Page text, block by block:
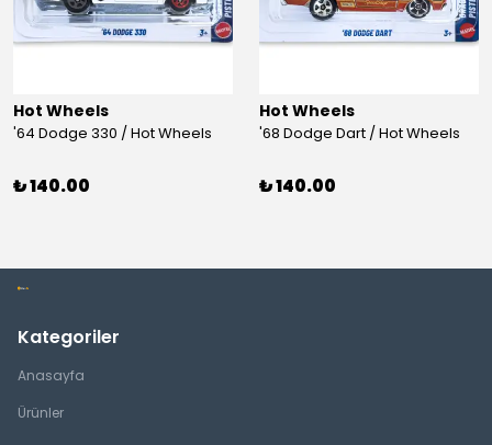
Hot Wheels
'64 Dodge 330 / Hot Wheels
₺ 140.00
Hot Wheels
'68 Dodge Dart / Hot Wheels
₺ 140.00
Kategoriler
Anasayfa
Ürünler